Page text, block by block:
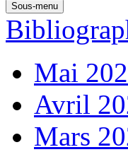
Sous-menu
Mai
Avril
Mars